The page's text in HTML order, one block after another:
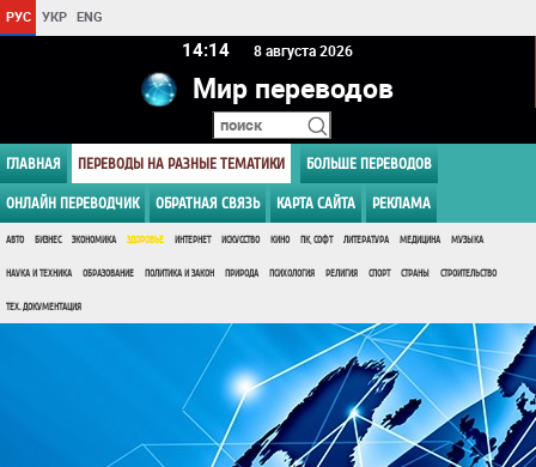
РУС УКР ENG
14 14 8 августа 2026
Мир переводов
ГЛАВНАЯ ПЕРЕВОДЫ НА РАЗНЫЕ ТЕМАТИКИ БОЛЬШЕ ПЕРЕВОДОВ
ОНЛАЙН ПЕРЕВОДЧИК ОБРАТНАЯ СВЯЗЬ КАРТА САЙТА РЕКЛАМА
АВТО БИЗНЕС ЭКОНОМИКА ЗДОРОВЬЕ ИНТЕРНЕТ ИСКУССТВО КИНО ПК, СОФТ ЛИТЕРАТУРА МЕДИЦИНА МУЗЫКА
НАУКА И ТЕХНИКА ОБРАЗОВАНИЕ ПОЛИТИКА И ЗАКОН ПРИРОДА ПСИХОЛОГИЯ РЕЛИГИЯ СПОРТ СТРАНЫ СТРОИТЕЛЬСТВО
ТЕХ. ДОКУМЕНТАЦИЯ